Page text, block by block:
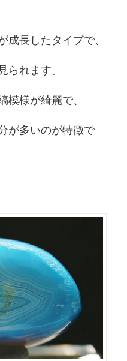
成長したタイプで、
られます。
模様が綺麗で、
が多いのが特徴で